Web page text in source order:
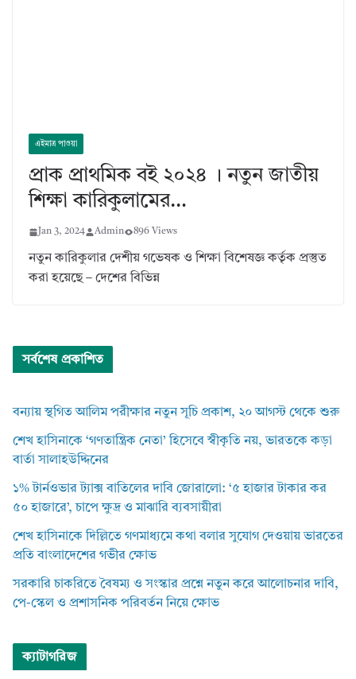
এইমাত্র পাওয়া
প্রাক প্রাথমিক বই ২০২৪ । নতুন জাতীয়
শিক্ষা কারিকুলামের…
Jan 3, 2024 Admin 896 Views
নতুন কারিকুলার দেশীয় গভেষক ও শিক্ষা বিশেষজ্ঞ কর্তৃক প্রস্তুত
করা হয়েছে – দেশের বিভিন্ন
সর্বশেষ প্রকাশিত
বন্যায় স্থগিত আলিম পরীক্ষার নতুন সূচি প্রকাশ, ২০ আগস্ট থেকে শুরু
শেখ হাসিনাকে ‘গণতান্ত্রিক নেতা’ হিসেবে স্বীকৃতি নয়, ভারতকে কড়া
বার্তা সালাহউদ্দিনের
১% টার্নওভার ট্যাক্স বাতিলের দাবি জোরালো: ‘৫ হাজার টাকার কর
৫০ হাজারে’, চাপে ক্ষুদ্র ও মাঝারি ব্যবসায়ীরা
শেখ হাসিনাকে দিল্লিতে গণমাধ্যমে কথা বলার সুযোগ দেওয়ায় ভারতের
প্রতি বাংলাদেশের গভীর ক্ষোভ
সরকারি চাকরিতে বৈষম্য ও সংস্কার প্রশ্নে নতুন করে আলোচনার দাবি,
পে-স্কেল ও প্রশাসনিক পরিবর্তন নিয়ে ক্ষোভ
ক্যাটাগরিজ